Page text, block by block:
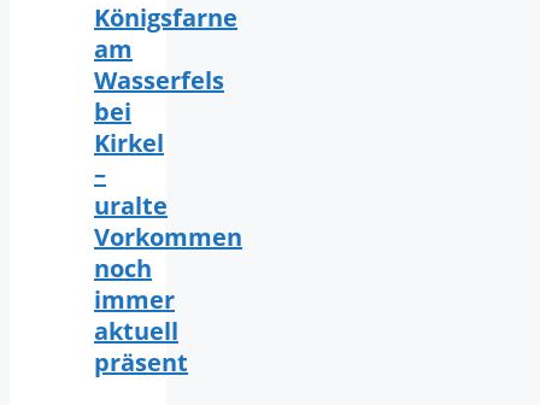
Königsfarne
am
Wasserfels
bei
Kirkel
–
uralte
Vorkommen
noch
immer
aktuell
präsent